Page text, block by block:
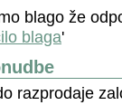
blago že
blaga'
razprodaje